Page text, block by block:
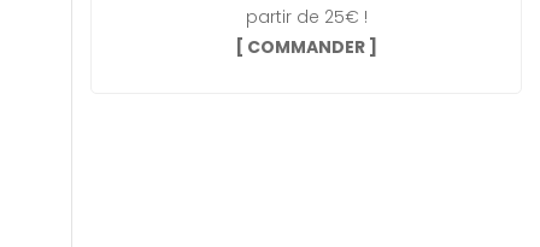
partir de 25€ !
[ COMMANDER ]